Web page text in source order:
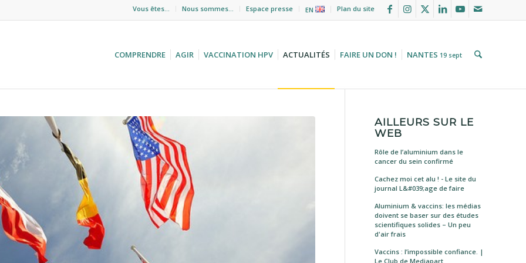
Vous êtes… Nous sommes… Espace presse EN Plan du site
COMPRENDRE AGIR VACCINATION HPV ACTUALITÉS FAIRE UN DON ! NANTES 19 sept
AILLEURS SUR LE
WEB
Rôle de l’aluminium dans le
cancer du sein confirmé
Cachez moi cet alu ! - Le site du
journal L&#039;age de faire
Aluminium & vaccins: les médias
doivent se baser sur des études
scientifiques solides – Un peu
d'air frais
Vaccins : l’impossible confiance. |
Le Club de Mediapart